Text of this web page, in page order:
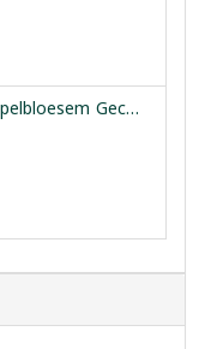
Rayner's Sinaasappelbloesem Geconcentreerde Smaakessentie 28ml